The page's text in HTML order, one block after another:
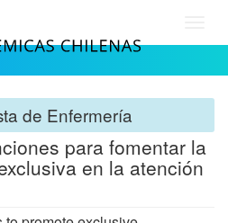
de Enfermería
para fomentar la
en la atención